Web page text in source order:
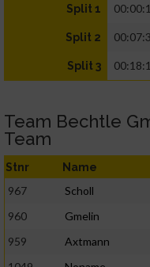
Split 1
Split 2
Split 3
Team Bechtle
Team
Stnr Name
967 Scholl
960
Gmelin
959
Axtmann